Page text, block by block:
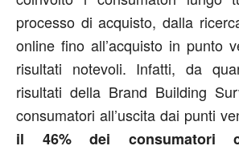
processo di acquisto, dalla
online fino all’acquisto in punto
risultati notevoli. Infatti, da
risultati della Brand Building
consumatori all’uscita dai punti
il 46% dei consumatori